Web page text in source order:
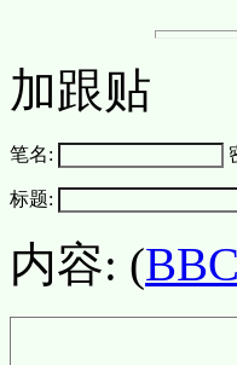
加跟贴
笔名:
标题:
内容: (